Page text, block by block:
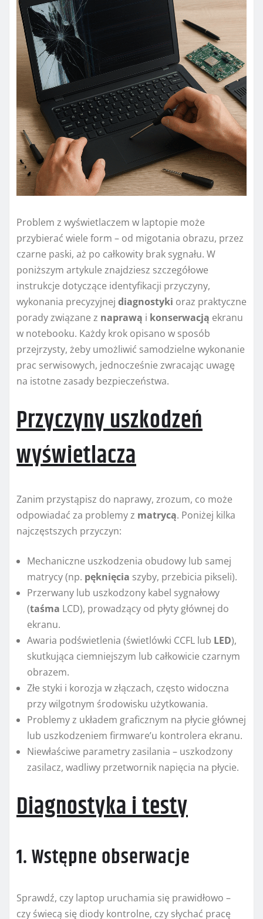
Problem z wyświetlaczem w laptopie może
przybierać wiele form – od migotania obrazu, przez
czarne paski, aż po całkowity brak sygnału. W
poniższym artykule znajdziesz szczegółowe
instrukcje dotyczące identyfikacji przyczyny,
wykonania precyzyjnej diagnostyki oraz praktyczne
porady związane z naprawą i konserwacją ekranu
w notebooku. Każdy krok opisano w sposób
przejrzysty, żeby umożliwić samodzielne wykonanie
prac serwisowych, jednocześnie zwracając uwagę
na istotne zasady bezpieczeństwa.
Przyczyny uszkodzeń
wyświetlacza
Zanim przystąpisz do naprawy, zrozum, co może
odpowiadać za problemy z matrycą. Poniżej kilka
najczęstszych przyczyn:
Mechaniczne uszkodzenia obudowy lub samej
matrycy (np. pęknięcia szyby, przebicia pikseli).
Przerwany lub uszkodzony kabel sygnałowy
(taśma LCD), prowadzący od płyty głównej do
ekranu.
Awaria podświetlenia (świetlówki CCFL lub LED),
skutkująca ciemniejszym lub całkowicie czarnym
obrazem.
Złe styki i korozja w złączach, często widoczna
przy wilgotnym środowisku użytkowania.
Problemy z układem graficznym na płycie głównej
lub uszkodzeniem firmware’u kontrolera ekranu.
Niewłaściwe parametry zasilania – uszkodzony
zasilacz, wadliwy przetwornik napięcia na płycie.
Diagnostyka i testy
1. Wstępne obserwacje
Sprawdź, czy laptop uruchamia się prawidłowo –
czy świecą się diody kontrolne, czy słychać pracę